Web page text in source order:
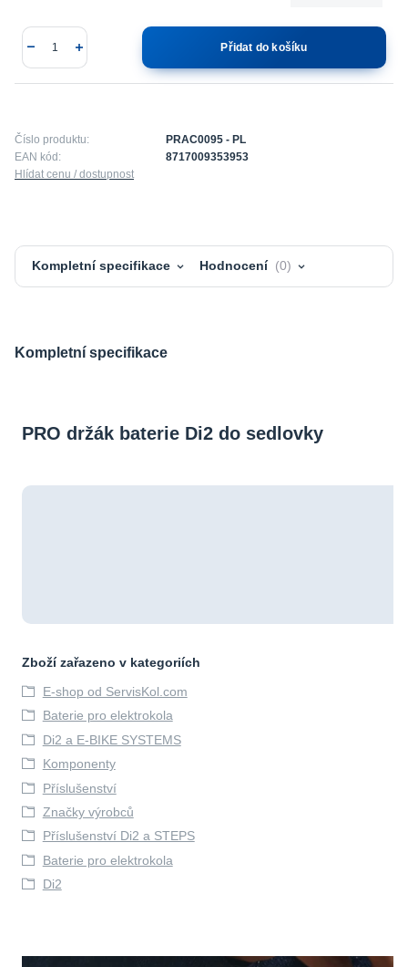
Přidat do košíku
Číslo produktu:
PRAC0095 - PL
EAN kód:
8717009353953
Hlídat cenu / dostupnost
Kompletní specifikace Hodnocení 0
Kompletní specifikace
PRO držák baterie Di2 do sedlovky
Zboží zařazeno v kategoriích
E-shop od ServisKol.com
Baterie pro elektrokola
Di2 a E-BIKE SYSTEMS
Komponenty
Příslušenství
Značky výrobců
Příslušenství Di2 a STEPS
Baterie pro elektrokola
Di2